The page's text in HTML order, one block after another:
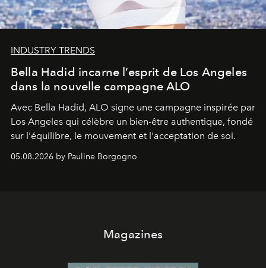
INDUSTRY TRENDS
Bella Hadid incarne l’esprit de Los Angeles
dans la nouvelle campagne ALO
Avec Bella Hadid, ALO signe une campagne inspirée par
Los Angeles qui célèbre un bien-être authentique, fondé
sur l'équilibre, le mouvement et l'acceptation de soi.
05.08.2026 by Pauline Borgogno
Magazines